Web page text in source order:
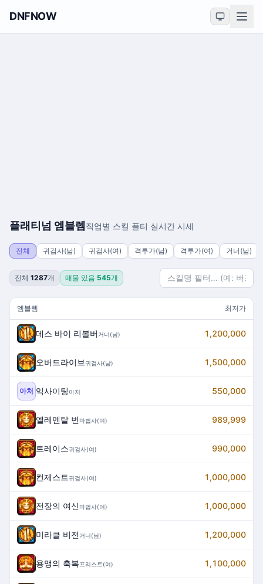
DNFNOW
플래티넘 엠블렘 직업별 스킬 플티 실시간 시세
전체 귀검사(남) 귀검사(여) 격투가(남) 격투가(여) 거너(남)
전체 1287개 매물 있음 545개
엠블렘 최저가
데스 바이 리볼버 거너(남) 1,200,000
오버드라이브귀검사(남) 1,500,000
아처 익사이팅 아처 550,000
엘레멘탈 번 마법사(여) 989,999
트레이스귀검사(여) 990,000
컨제스트귀검사(여) 1,000,000
전장의 여신 마법사(여) 1,000,000
미라클 비전 거너(남) 1,200,000
용맹의 축복프리스트(여) 1,100,000